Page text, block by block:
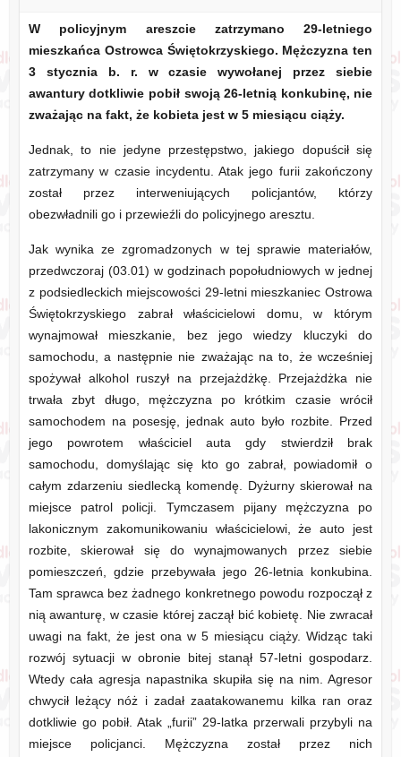
W policyjnym areszcie zatrzymano 29-letniego
mieszkańca Ostrowca Świętokrzyskiego. Mężczyzna ten
3 stycznia b. r. w czasie wywołanej przez siebie
awantury dotkliwie pobił swoją 26-letnią konkubinę, nie
zważając na fakt, że kobieta jest w 5 miesiącu ciąży.
Jednak, to nie jedyne przestępstwo, jakiego dopuścił się
zatrzymany w czasie incydentu. Atak jego furii zakończony
został przez interweniujących policjantów, którzy
obezwładnili go i przewieźli do policyjnego aresztu.
Jak wynika ze zgromadzonych w tej sprawie materiałów,
przedwczoraj (03.01) w godzinach popołudniowych w jednej
z podsiedleckich miejscowości 29-letni mieszkaniec Ostrowa
Świętokrzyskiego zabrał właścicielowi domu, w którym
wynajmował mieszkanie, bez jego wiedzy kluczyki do
samochodu, a następnie nie zważając na to, że wcześniej
spożywał alkohol ruszył na przejażdżkę. Przejażdżka nie
trwała zbyt długo, mężczyzna po krótkim czasie wrócił
samochodem na posesję, jednak auto było rozbite. Przed
jego powrotem właściciel auta gdy stwierdził brak
samochodu, domyślając się kto go zabrał, powiadomił o
całym zdarzeniu siedlecką komendę. Dyżurny skierował na
miejsce patrol policji. Tymczasem pijany mężczyzna po
lakonicznym zakomunikowaniu właścicielowi, że auto jest
rozbite, skierował się do wynajmowanych przez siebie
pomieszczeń, gdzie przebywała jego 26-letnia konkubina.
Tam sprawca bez żadnego konkretnego powodu rozpoczął z
nią awanturę, w czasie której zaczął bić kobietę. Nie zwracał
uwagi na fakt, że jest ona w 5 miesiącu ciąży. Widząc taki
rozwój sytuacji w obronie bitej stanął 57-letni gospodarz.
Wtedy cała agresja napastnika skupiła się na nim. Agresor
chwycił leżący nóż i zadał zaatakowanemu kilka ran oraz
dotkliwie go pobił. Atak „furii” 29-latka przerwali przybyli na
miejsce policjanci. Mężczyzna został przez nich